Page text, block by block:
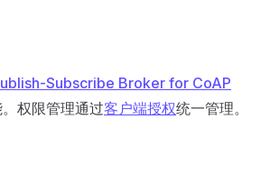
Subscribe Broker for CoAP
权限管理通过客户端授权统一管理。